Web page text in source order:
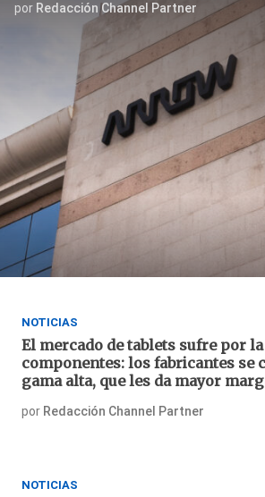
por Redacción Channel Partner
NOTICIAS
El mercado de tablets sufre por
componentes: los fabricantes se
gama alta, que les da mayor
por Redacción Channel Partner
NOTICIAS